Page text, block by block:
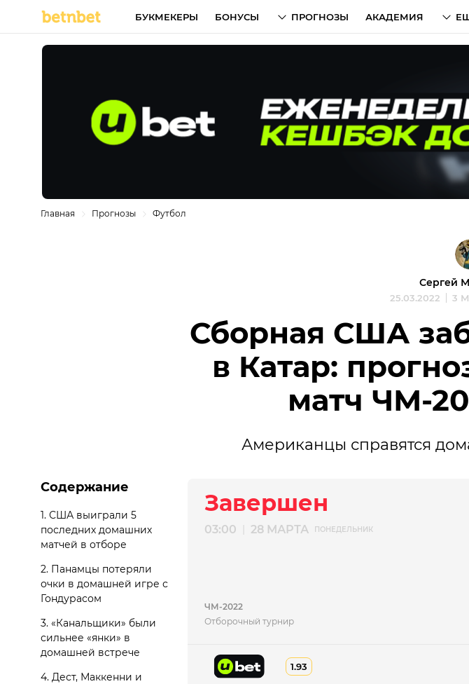
БУКМЕКЕРЫ БОНУСЫ ПРОГНОЗЫ АКАДЕМИЯ
Главная Прогнозы Футбол
Сергей
25.03.2022 3
Сборная США
в Катар:
матч ЧМ-
Американцы справятся
Содержание
1. США выиграли 5
последних домашних
матчей в отборе
2. Панамцы потеряли
очки в домашней игре с
Гондурасом
3. «Канальщики» были
сильнее «янки» в
домашней встрече
4. Дест, Маккенни и
Завершен
03:00 28 МАРТА ПОНЕДЕЛЬНИК
ЧМ-2022
Отборочный турнир
1.93